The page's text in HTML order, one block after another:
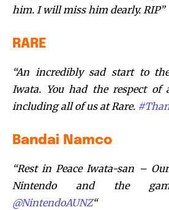
him. I will miss him dearly. RIP”
RARE
“An incredibly sad start to
Iwata. You had the respect of
including all of us at Rare. #
Bandai Namco
“Rest in Peace Iwata-san –
Nintendo and the
@NintendoAUNZ“